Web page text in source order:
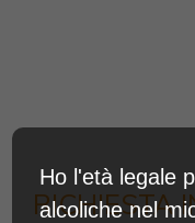
RICHIESTA
Ho l'età legale
alcoliche nel